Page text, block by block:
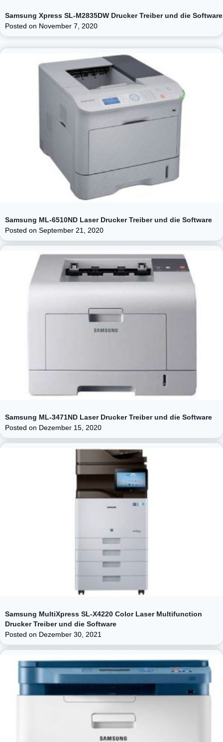
Samsung Xpress SL-M2835DW Drucker Treiber und die Software
Posted on November 7, 2020
Samsung ML-6510ND Laser Drucker Treiber und die Software
Posted on September 21, 2020
Samsung ML-3471ND Laser Drucker Treiber und die Software
Posted on Dezember 15, 2020
Samsung MultiXpress SL-X4220 Color Laser Multifunction
Drucker Treiber und die Software
Posted on Dezember 30, 2021